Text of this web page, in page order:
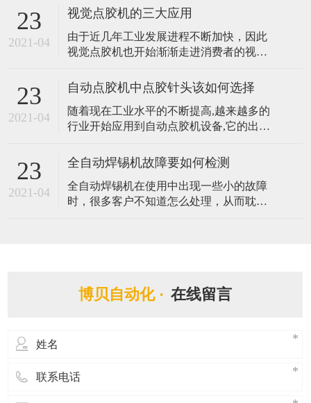
接，移
保养与维护呢? 首先就保养过程来讲，有些
保养是需要每天进行的，比如对变频器的
环境温度与湿度进行检查，因为其对变频
器会产生比较重要的影响，当环境过高的
坏，或
23
2021-04
视觉点胶机的三大应用
由于近几年工业发展进程不断加快，因此
视觉点胶机也开始渐渐走进消费者的视线
域且备受青睐。主要是因为它拥有超大储
存的硬盘，以及附带视觉检测定位系统而
能够有效辅助程式编辑，实时追踪坐标轨
迹，大大提升编程的效率。那么拥有如此
工智能
23
2021-04
自动点胶机中点胶针头该如何选择
随着现在工业水平的不断提高,越来越多的
行业开始应用到自动点胶机设备,它的出现
品质与效率。点胶针头在自动点胶机中扮
演着很重要的角色,不同的胶水需要配不同
样式的点胶针头,它将直接与间接影响着点
胶机的点胶质量与效果,由此可见其点胶针
23
2021-04
全自动焊锡机故障要如何检测
全自动焊锡机在使用中出现一些小的故障
时，很多客户不知道怎么处理，从而耽误
障要如何检测? 1. 检测全自动焊锡机所有的
博贝自动化 · 在线留言